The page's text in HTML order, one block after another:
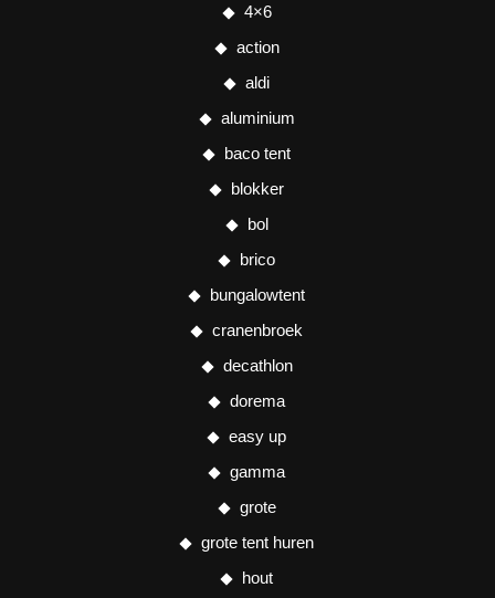
4×6
action
aldi
aluminium
baco tent
blokker
bol
brico
bungalowtent
cranenbroek
decathlon
dorema
easy up
gamma
grote
grote tent huren
hout